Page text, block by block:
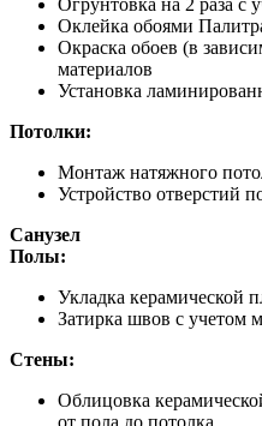
Оклейка обоями
Окраска обоев (в
материалов
Установка
Потолки:
Монтаж натяжного
Устройство отверстий
Санузел
Полы:
Укладка керамической
Затирка швов с учетом
Стены:
Облицовка
от пола до потолка